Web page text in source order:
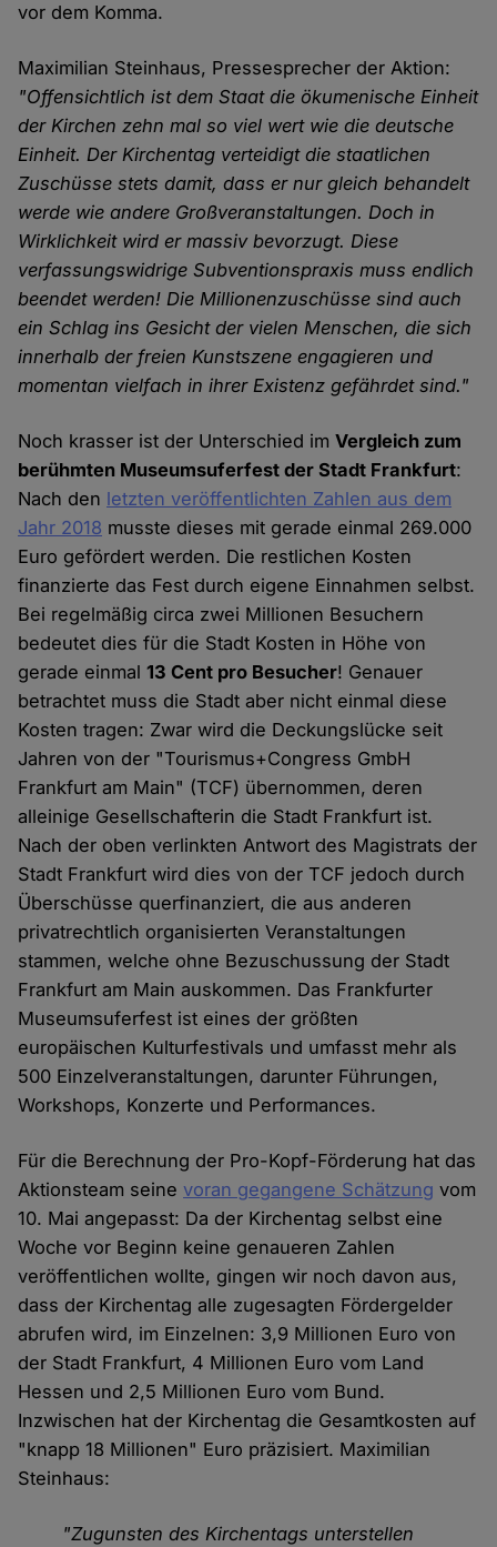
vor dem Komma.
Maximilian Steinhaus, Pressesprecher der Aktion:
"Offensichtlich ist dem Staat die ökumenische Einheit
der Kirchen zehn mal so viel wert wie die deutsche
Einheit. Der Kirchentag verteidigt die staatlichen
Zuschüsse stets damit, dass er nur gleich behandelt
werde wie andere Großveranstaltungen. Doch in
Wirklichkeit wird er massiv bevorzugt. Diese
verfassungswidrige Subventionspraxis muss endlich
beendet werden! Die Millionenzuschüsse sind auch
ein Schlag ins Gesicht der vielen Menschen, die sich
innerhalb der freien Kunstszene engagieren und
momentan vielfach in ihrer Existenz gefährdet sind."
Noch krasser ist der Unterschied imVergleich zum
berühmten Museumsuferfest der Stadt Frankfurt:
Nach den letzten veröffentlichten Zahlen aus dem
Jahr 2018 musste dieses mit gerade einmal 269.000
Euro gefördert werden. Die restlichen Kosten
finanzierte das Fest durch eigene Einnahmen selbst.
Bei regelmäßig circa zwei Millionen Besuchern
bedeutet dies für die Stadt Kosten in Höhe von
gerade einmal13 Cent pro Besucher! Genauer
betrachtet muss die Stadt aber nicht einmal diese
Kosten tragen: Zwar wird die Deckungslücke seit
Jahren von der "Tourismus+Congress GmbH
Frankfurt am Main" (TCF) übernommen, deren
alleinige Gesellschafterin die Stadt Frankfurt ist.
Nach der oben verlinkten Antwort des Magistrats der
Stadt Frankfurt wird dies von der TCF jedoch durch
Überschüsse querfinanziert, die aus anderen
privatrechtlich organisierten Veranstaltungen
stammen, welche ohne Bezuschussung der Stadt
Frankfurt am Main auskommen. Das Frankfurter
Museumsuferfest ist eines der größten
europäischen Kulturfestivals und umfasst mehr als
500 Einzelveranstaltungen, darunter Führungen,
Workshops, Konzerte und Performances.
Für die Berechnung der Pro-Kopf-Förderung hat das
Aktionsteam seinevoran gegangene Schätzung vom
10. Mai angepasst: Da der Kirchentag selbst eine
Woche vor Beginn keine genaueren Zahlen
veröffentlichen wollte, gingen wir noch davon aus,
dass der Kirchentag alle zugesagten Fördergelder
abrufen wird, im Einzelnen: 3,9 Millionen Euro von
der Stadt Frankfurt, 4 Millionen Euro vom Land
Hessen und 2,5 Millionen Euro vom Bund.
Inzwischen hat der Kirchentag die Gesamtkosten auf
"knapp 18 Millionen" Euro präzisiert. Maximilian
Steinhaus:
"Zugunsten des Kirchentags unterstellen